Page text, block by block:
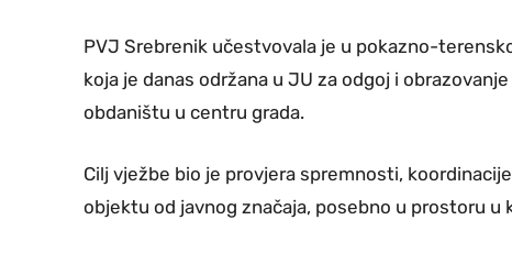
PVJ Srebrenik učestvovala je u pokazno-
koja je danas održana u JU za odgoj i
obdaništu u centru grada.
Cilj vježbe bio je provjera spremnosti,
objektu od javnog značaja, posebno u prostoru u